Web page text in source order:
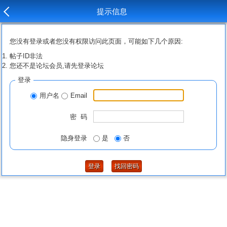
提示信息
您没有登录或者您没有权限访问此页面，可能如下几个原因:
帖子ID非法
您还不是论坛会员,请先登录论坛
登录
用户名 Email
密 码
隐身登录 是 否